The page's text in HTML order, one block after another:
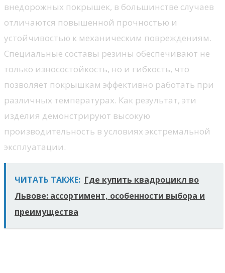
внедорожных покрышек, в большинстве случаев
отличаются повышенной прочностью и
устойчивостью к механическим повреждениям.
Специальные составы резины обеспечивают не
только износостойкость, но и гибкость, что
позволяет покрышкам эффективно работать при
различных температурах. Как результат, эти
изделия демонстрируют высокую
производительность в условиях экстремальной
эксплуатации.
ЧИТАТЬ ТАКЖЕ: Где купить квадроцикл во
Львове: ассортимент, особенности выбора и
преимущества